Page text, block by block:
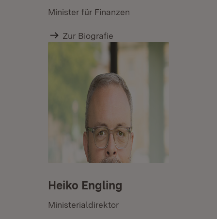
Minister für Finanzen
Zur Biografie
Heiko Engling
Ministerialdirektor